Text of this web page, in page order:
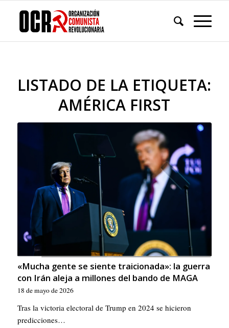
LISTADO DE LA ETIQUETA:
AMÉRICA FIRST
«Mucha gente se siente traicionada»: la guerra
con Irán aleja a millones del bando de MAGA
18 de mayo de 2026
Tras la victoria electoral de Trump en 2024 se hicieron
predicciones…